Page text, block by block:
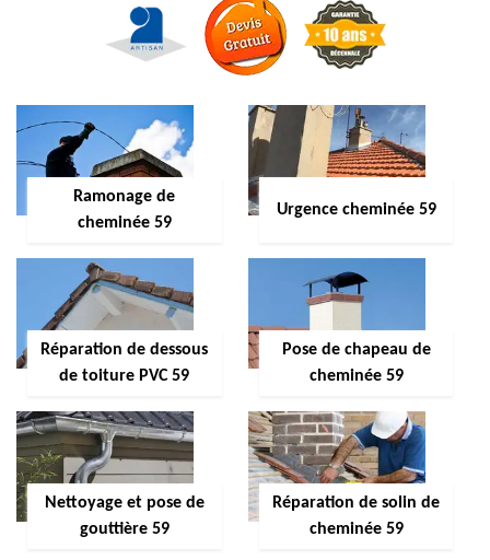
Ramonage de
cheminée 59
Urgence cheminée 59
Réparation de dessous
de toiture PVC 59
Pose de chapeau de
cheminée 59
Nettoyage et pose de
gouttière 59
Réparation de solin de
cheminée 59